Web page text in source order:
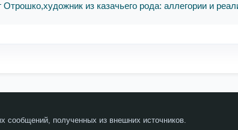
Отрошко,художник из казачьего рода: аллегории и
сообщений, полученных из внешних источников.